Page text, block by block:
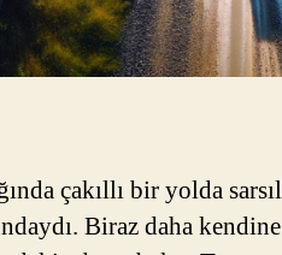
çakıllı bir yolda
Biraz daha